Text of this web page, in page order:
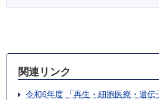
関連リンク
令和6年度 「再生・細胞医療・遺伝